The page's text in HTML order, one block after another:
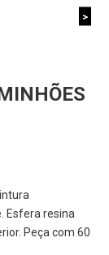
>
Esfera resina
Peça com 60